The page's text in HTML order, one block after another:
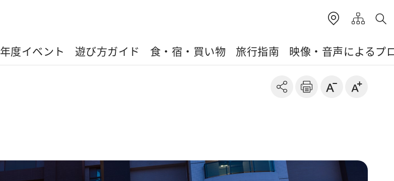
年度イベント 遊び方ガイド 食・宿・買い物 旅行指南 映像・音声によるプ